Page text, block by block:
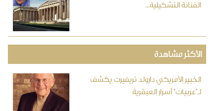
الفنانة التشكيلية...
الأكثر مشاهدة
الخبير الأمريكي دارولد تريفيرت يكشف
لـ"عربيات" أسرار العبقرية